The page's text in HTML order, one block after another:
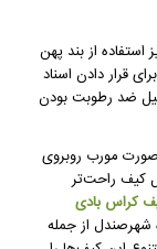
از بند پهن
قرار دادن اسناد
ضد رطوبت بودن
مورب روبروی
کیف راحت‌تر
کراس بادی
شهرصندل از جمله